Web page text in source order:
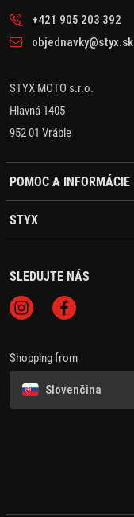
+421 905 203 392
objednavky@styx.sk
STYX MOTO s.r.o.
Hlavná 1405
952 01 Vráble
POMOC A INFORMÁCIE
STYX
SLEDUJTE NÁS
Shopping from
Slovenčina